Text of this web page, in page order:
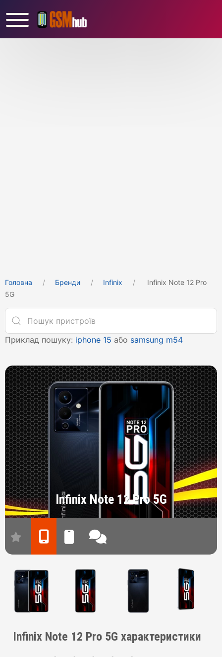
Головна Бренди Infinix
Infinix Note 12 Pro
5G
Приклад пошуку: iphone 15 або samsung m54
Infinix Note 12 Pro 5G
Infinix Note 12 Pro 5G характеристики